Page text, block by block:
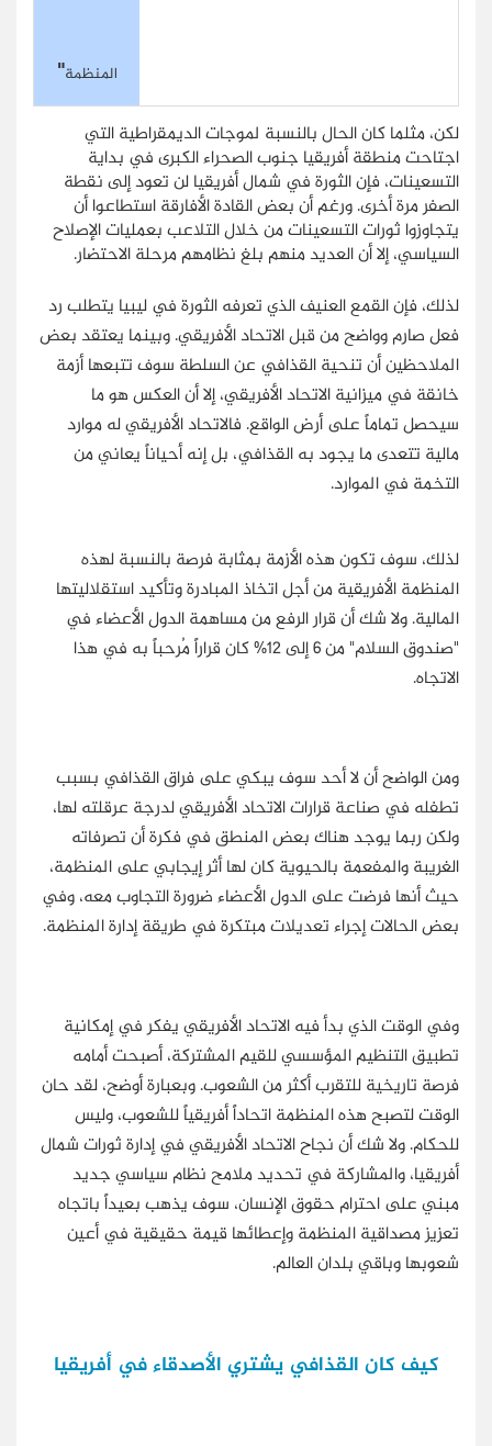
المنظمة"
لكن، مثلما كان الحال بالنسبة لموجات الديمقراطية التي
اجتاحت منطقة أفريقيا جنوب الصحراء الكبرى في بداية
التسعينات، فإن الثورة في شمال أفريقيا لن تعود إلى نقطة
الصفر مرة أخرى. ورغم أن بعض القادة الأفارقة استطاعوا أن
يتجاوزوا ثورات التسعينات من خلال التلاعب بعمليات الإصلاح
السياسي، إلا أن العديد منهم بلغ نظامهم مرحلة الاحتضار.
لذلك، فإن القمع العنيف الذي تعرفه الثورة في ليبيا يتطلب رد
فعل صارم وواضح من قبل الاتحاد الأفريقي. وبينما يعتقد بعض
الملاحظين أن تنحية القذافي عن السلطة سوف تتبعها أزمة
خانقة في ميزانية الاتحاد الأفريقي، إلا أن العكس هو ما
سيحصل تماماً على أرض الواقع. فالاتحاد الأفريقي له موارد
مالية تتعدى ما يجود به القذافي، بل إنه أحياناً يعاني من
التخمة في الموارد.
لذلك، سوف تكون هذه الأزمة بمثابة فرصة بالنسبة لهذه
المنظمة الأفريقية من أجل اتخاذ المبادرة وتأكيد استقلاليتها
المالية. ولا شك أن قرار الرفع من مساهمة الدول الأعضاء في
"صندوق السلام" من 6 إلى 12% كان قراراً مُرحباً به في هذا
الاتجاه.
ومن الواضح أن لا أحد سوف يبكي على فراق القذافي بسبب
تطفله في صناعة قرارات الاتحاد الأفريقي لدرجة عرقلته لها،
ولكن ربما يوجد هناك بعض المنطق في فكرة أن تصرفاته
الغريبة والمفعمة بالحيوية كان لها أثر إيجابي على المنظمة،
حيث أنها فرضت على الدول الأعضاء ضرورة التجاوب معه، وفي
بعض الحالات إجراء تعديلات مبتكرة في طريقة إدارة المنظمة.
وفي الوقت الذي بدأ فيه الاتحاد الأفريقي يفكر في إمكانية
تطبيق التنظيم المؤسسي للقيم المشتركة، أصبحت أمامه
فرصة تاريخية للتقرب أكثر من الشعوب. وبعبارة أوضح، لقد حان
الوقت لتصبح هذه المنظمة اتحاداً أفريقياً للشعوب، وليس
للحكام. ولا شك أن نجاح الاتحاد الأفريقي في إدارة ثورات شمال
أفريقيا، والمشاركة في تحديد ملامح نظام سياسي جديد
مبني على احترام حقوق الإنسان، سوف يذهب بعيداً باتجاه
تعزيز مصداقية المنظمة وإعطائها قيمة حقيقية في أعين
شعوبها وباقي بلدان العالم.
كيف كان القذافي يشتري الأصدقاء في أفريقيا